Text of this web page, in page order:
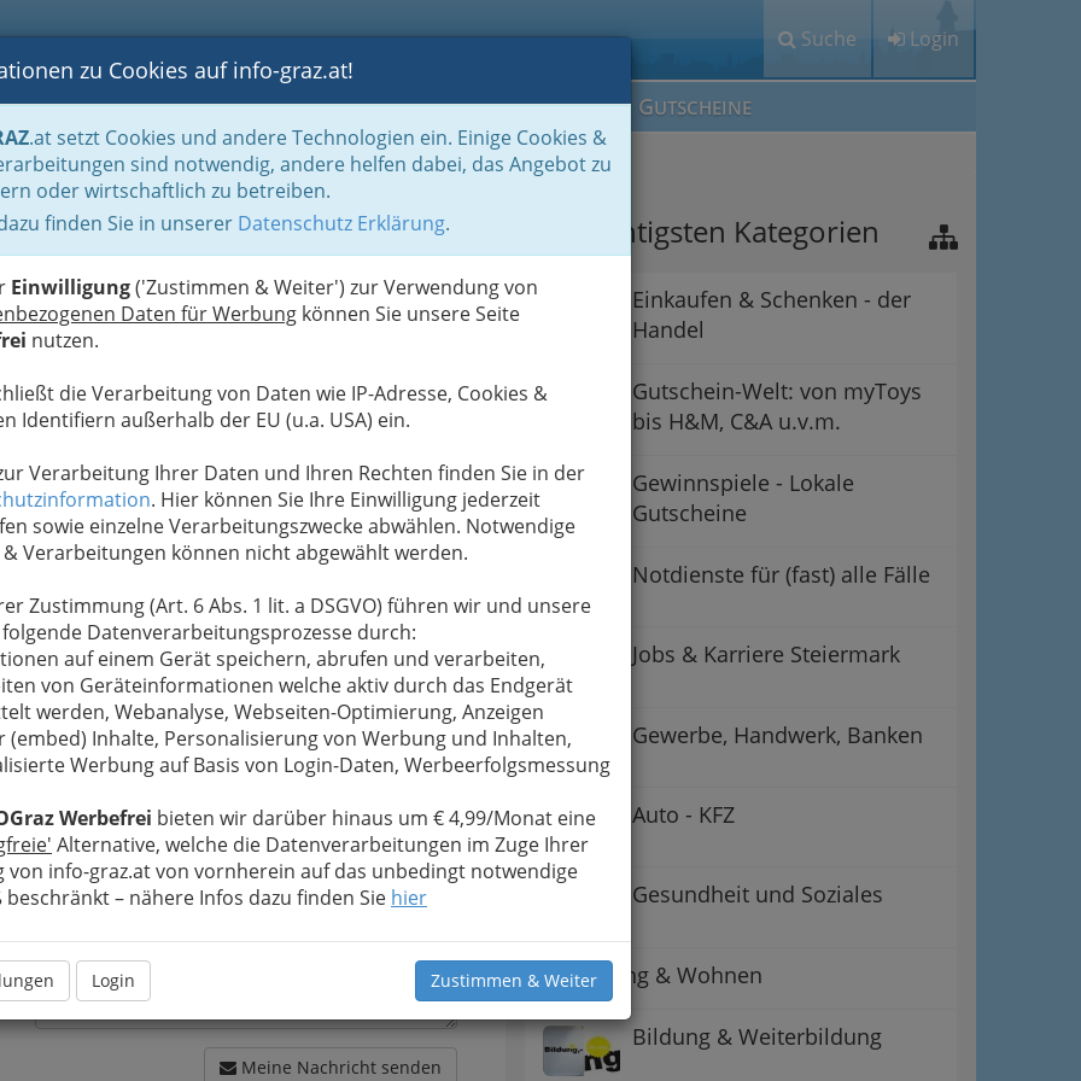
Suche Login
BLOGS FOTOS GASTRONOMIE BRANCHEN MEIN IG GUTSCHEINE
zu Cookies auf info-graz.at!
.at setzt Cookies und andere Technologien ein. Einige Cookies &
sind notwendig, andere helfen dabei, das Angebot zu
oder wirtschaftlich zu betreiben.
finden Sie in unserer Datenschutz Erklärung.
Einwilligung('Zustimmen & Weiter') zur Verwendung von
Daten für Werbung können Sie unsere Seite
nutzen.
die Verarbeitung von Daten wie IP-Adresse, Cookies &
Identifiern außerhalb der EU (u.a. USA) ein.
Verarbeitung Ihrer Daten und Ihren Rechten finden Sie in der
. Hier können Sie Ihre Einwilligung jederzeit
sowie einzelne Verarbeitungszwecke abwählen. Notwendige
& Verarbeitungen können nicht abgewählt werden.
Zustimmung (Art. 6 Abs. 1 lit. a DSGVO) führen wir und unsere
Datenverarbeitungsprozesse durch:
auf einem Gerät speichern, abrufen und verarbeiten,
von Geräteinformationen welche aktiv durch das Endgerät
werden, Webanalyse, Webseiten-Optimierung, Anzeigen
(embed) Inhalte, Personalisierung von Werbung und Inhalten,
Werbung auf Basis von Login-Daten, Werbeerfolgsmessung
Werbefrei bieten wir darüber hinaus um € 4,99/Monat eine
Alternative, welche die Datenverarbeitungen im Zuge Ihrer
von info-graz.at von vornherein auf das unbedingt notwendige
beschränkt – nähere Infos dazu finden Sie hier
Login Zustimmen & Weiter
und
bewahren, verwenden wir an dieser Stelle zur
Ihre Nachricht wird nach dem Absenden
Immobilientreuhand-Projektentwicklungs- und
Meine Nachricht
Meine Nachricht senden
Die wichtigsten Kategorien
Einkaufen & Schenken - der
Handel
Gutschein-Welt: von myToys
bis H&M, C&A u.v.m.
Gewinnspiele - Lokale
Gutscheine
Notdienste für (fast) alle Fälle
Jobs & Karriere Steiermark
Gewerbe, Handwerk, Banken
Auto - KFZ
Gesundheit und Soziales
Betreuung & Wohnen
Bildung & Weiterbildung